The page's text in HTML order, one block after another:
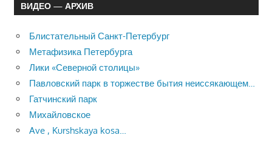
ВИДЕО — АРХИВ
Блистательный Санкт-Петербург
Метафизика Петербурга
Лики «Северной столицы»
Павловский парк в торжестве бытия неиссякающем…
Гатчинский парк
Михайловское
Ave , Kurshskaya kosa…